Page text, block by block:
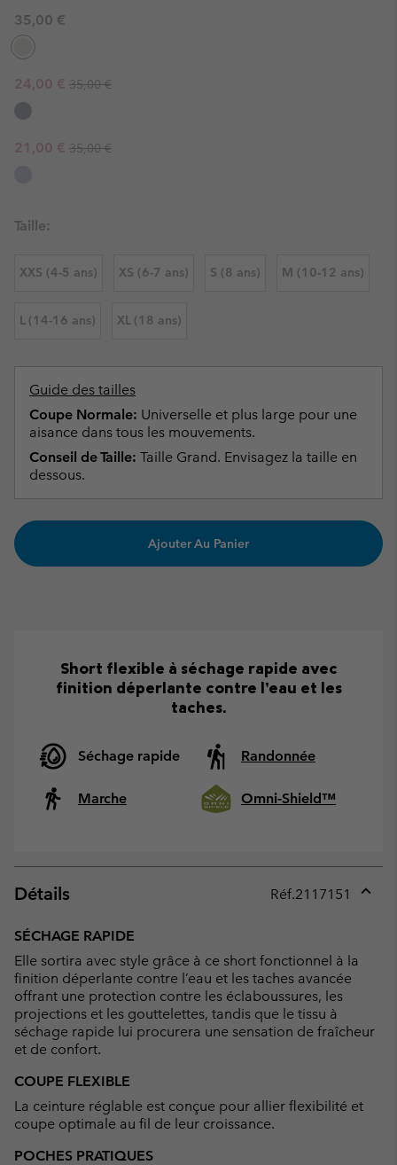
35,00 €
Sale price:
24,00 € Regular price:
35,00 €
Sale price:
21,00 € Regular price:
35,00 €
Taille:
XXS (4-5 ans) XS (6-7 ans) S (8 ans) M (10-12 ans)
L (14-16 ans) XL (18 ans)
Guide des tailles
Coupe Normale: Universelle et plus large pour une
aisance dans tous les mouvements.
Conseil de Taille: Taille Grand. Envisagez la taille en
dessous.
Ajouter Au Panier
Short flexible à séchage rapide avec
finition déperlante contre l’eau et les
taches.
Séchage rapide Randonnée
Marche Omni-Shield™
Détails Réf.2117151
SÉCHAGE RAPIDE
Elle sortira avec style grâce à ce short fonctionnel à la
finition déperlante contre l’eau et les taches avancée
offrant une protection contre les éclaboussures, les
projections et les gouttelettes, tandis que le tissu à
séchage rapide lui procurera une sensation de fraîcheur
et de confort.
COUPE FLEXIBLE
La ceinture réglable est conçue pour allier flexibilité et
coupe optimale au fil de leur croissance.
POCHES PRATIQUES